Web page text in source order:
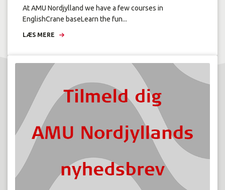
At AMU Nordjylland we have a few courses in
EnglishCrane baseLearn the fun...
LÆS MERE